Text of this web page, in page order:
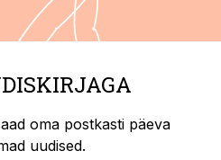
oma postkasti päeva
uudised.